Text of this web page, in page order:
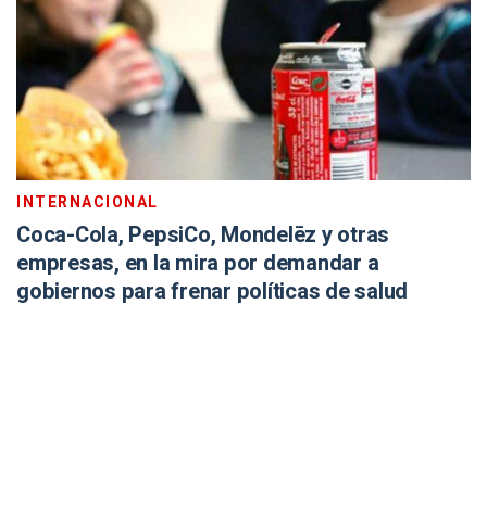
INTERNACIONAL
Coca-Cola, PepsiCo, Mondelēz y otras
empresas, en la mira por demandar a
gobiernos para frenar políticas de salud